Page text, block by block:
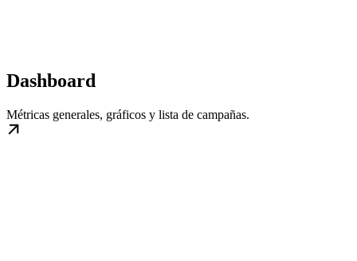
Dashboard
Métricas generales, gráficos y lista de campañas.